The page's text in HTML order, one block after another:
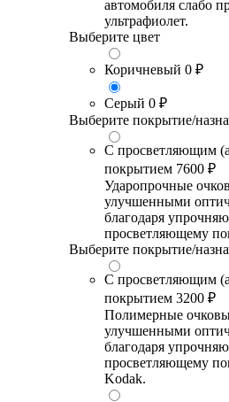
автомобиля слабо
ультрафиолет.
Выберите цвет
Коричневый 0 ₽
Серый 0 ₽
Выберите покрытие/
С просветляющим
покрытием 7600 ₽
Ударопрочные
улучшенными
благодаря
просветляющему
Выберите покрытие/
С просветляющим
покрытием 3200 ₽
Полимерные
улучшенными
благодаря
просветляющему
Kodak.